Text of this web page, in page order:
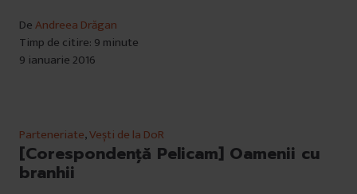
DeAndreea Drăgan
Timp de citire: 9 minute
9 ianuarie 2016
Parteneriate,Vești de la DoR
[Corespondență Pelicam] Oamenii cu
branhii